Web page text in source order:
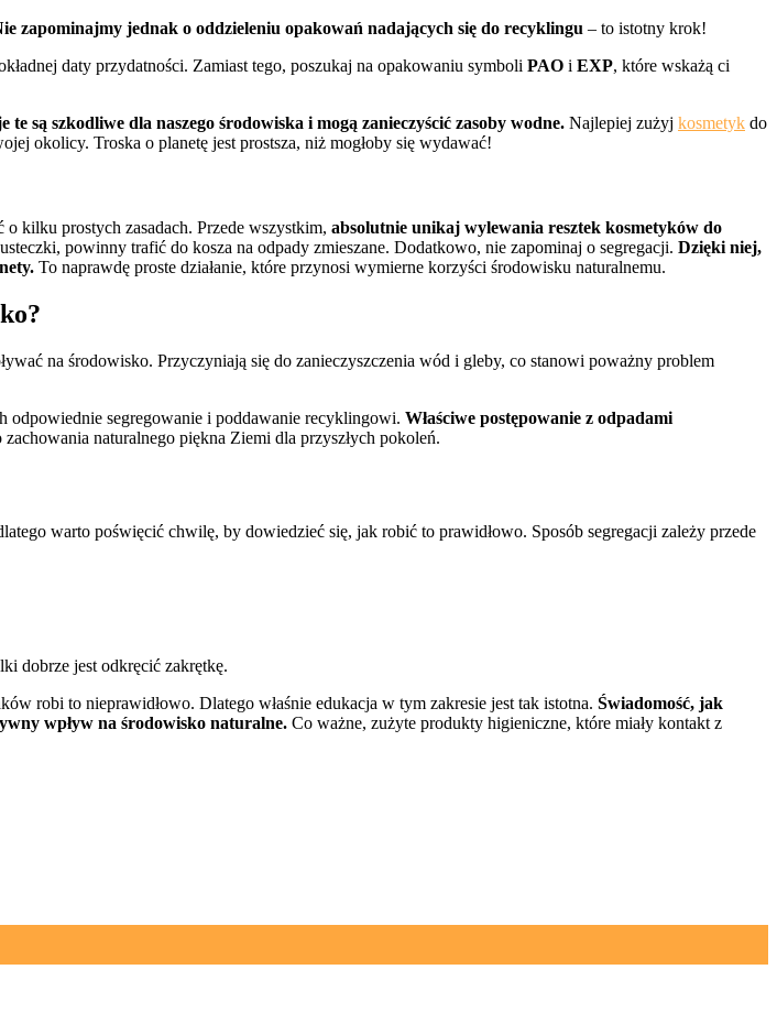
zapominajmy jednak o oddzieleniu opakowań nadających się do recyklingu – to istotny krok!
daty przydatności. Zamiast tego, poszukaj na opakowaniu symboli PAO i EXP, które wskażą ci
te są szkodliwe dla naszego środowiska i mogą zanieczyścić zasoby wodne. Najlepiej zużyj kosmetyk do
okolicy. Troska o planetę jest prostsza, niż mogłoby się wydawać!
kilku prostych zasadach. Przede wszystkim, absolutnie unikaj wylewania resztek kosmetyków do
powinny trafić do kosza na odpady zmieszane. Dodatkowo, nie zapominaj o segregacji. Dzięki niej,
To naprawdę proste działanie, które przynosi wymierne korzyści środowisku naturalnemu.
na środowisko. Przyczyniają się do zanieczyszczenia wód i gleby, co stanowi poważny problem
odpowiednie segregowanie i poddawanie recyklingowi. Właściwe postępowanie z odpadami
naturalnego piękna Ziemi dla przyszłych pokoleń.
warto poświęcić chwilę, by dowiedzieć się, jak robić to prawidłowo. Sposób segregacji zależy przede
dobrze jest odkręcić zakrętkę.
robi to nieprawidłowo. Dlatego właśnie edukacja w tym zakresie jest tak istotna. Świadomość, jak
wpływ na środowisko naturalne. Co ważne, zużyte produkty higieniczne, które miały kontakt z